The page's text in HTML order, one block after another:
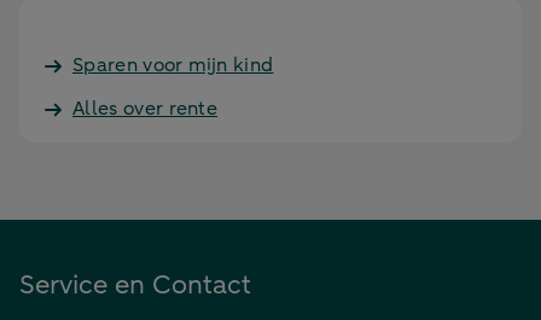
Sparen voor mijn kind
Alles over rente
Service en Contact